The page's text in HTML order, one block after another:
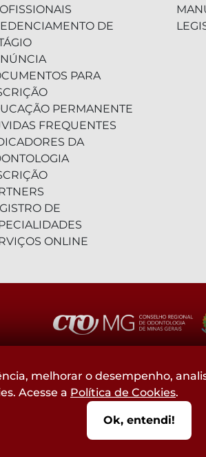
DE
PARA
PERMANENTE
FREQUENTES
DA
DE
ONLINE
(31) 2104-3000 - WhatsApp
0800-015-4000 - Telefone
melhorar o desempenho,
Acesse a Política de Cookies.
Ok, entendi!